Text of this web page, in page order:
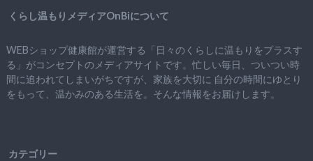
くらし温もりメディアOnBiについて
WEBショップ健康館が運営する「日々のくらしに温もりをプラスす
る」がコンセプトのメディアサイトです。忙しい毎日、ついつい時
間に追われてしまいがちですが、 家族を大切に 自分の時間にゆとり
をもって、 温かみのある生活を。そんな情報をお届けします。
カテゴリー